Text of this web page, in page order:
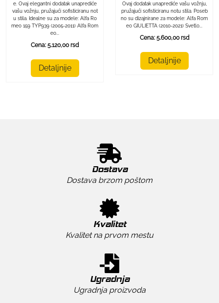
e. Ovaj elegantni dodatak unaprediće
vašu vožnju, pružajući sofisticiranu not
u stila. Idealne su za modele: Alfa Ro
meo 159 TYP939 (2005-2011) Alfa Rom
eo...
Cena: 5.120,00 rsd
Detaljnije
Ovaj dodatak unaprediće vašu vožnju,
pružajući sofisticiranu notu stila. Poseb
no su dizajnirane za modele: Alfa Rom
eo GIULIETTA (2010-2021) Svetlo...
Cena: 5.600,00 rsd
Detaljnije
Dostava
Dostava brzom poštom
Kvalitet
Kvalitet na prvom mestu
Ugradnja
Ugradnja proizvoda